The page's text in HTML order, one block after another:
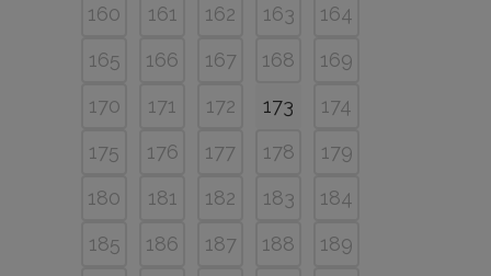
160
161 162 163
164
165
166 167 168
169
170
171 172 173
174
175
176 177 178
179
180
181 182 183
184
185
186 187 188
189